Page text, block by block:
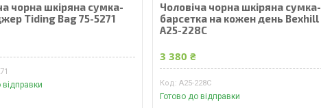
чорна шкіряна сумка-
Tiding Bag 75-5271
відправки
Чоловіча чорна шкіряна сумка-
барсетка на кожен день Bexhill
A25-228C
3 380 ₴
A25-228C
Готово до відправки